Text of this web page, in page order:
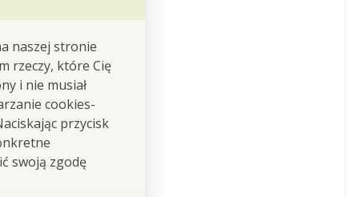
naszej stronie
rzeczy, które Cię
i nie musiał
cookies-
przycisk
swoją zgodę